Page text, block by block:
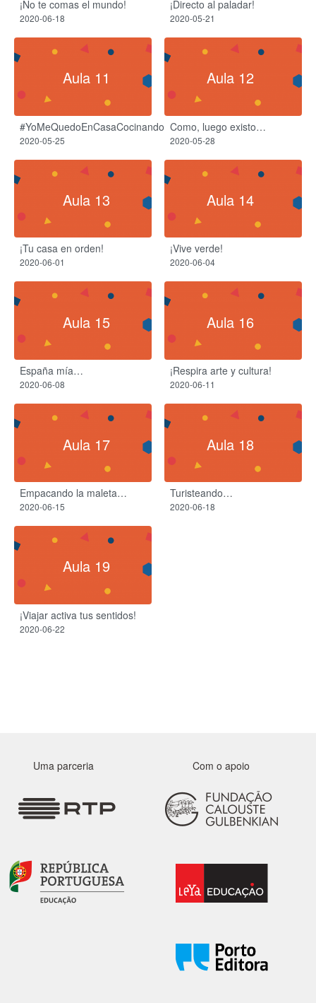
¡No te comas el mundo!
2020-06-18
¡Directo al paladar!
2020-05-21
Aula 11
#YoMeQuedoEnCasaCocinando
2020-05-25
Aula 12
Como, luego existo…
2020-05-28
Aula 13
¡Tu casa en orden!
2020-06-01
Aula 14
¡Vive verde!
2020-06-04
Aula 15
España mía…
2020-06-08
Aula 16
¡Respira arte y cultura!
2020-06-11
Aula 17
Empacando la maleta…
2020-06-15
Aula 18
Turisteando…
2020-06-18
Aula 19
¡Viajar activa tus sentidos!
2020-06-22
Uma parceria Com o apoio